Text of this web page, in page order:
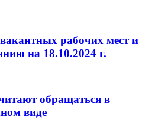
рабочих мест и
на 18.10.2024 г.
обращаться в
виде